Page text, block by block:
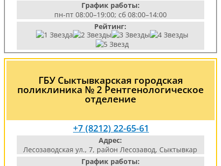
График работы:
пн-пт 08:00–19:00; сб 08:00–14:00
Рейтинг:
ГБУ Сыктывкарская городская
поликлиника № 2 Рентгенологическое
отделение
+7 (8212) 22-65-61
Адрес:
Лесозаводская ул., 7, район Лесозавод, Сыктывкар
График работы: